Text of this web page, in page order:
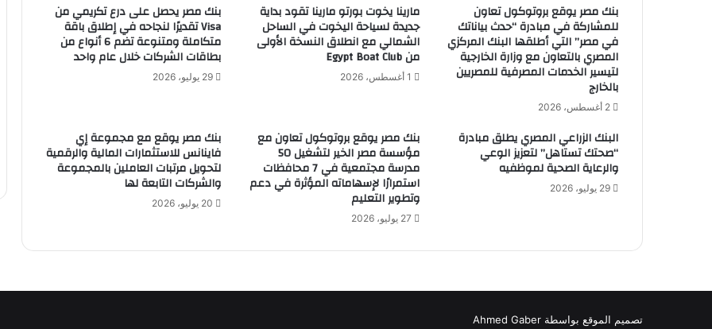
الدولار الأمريكي فى لبنان
منظمة العمل الدولية: ركود في جودة
ارتفاع أسعار الذهب اليوم الاثنين.. وعيار 21
يسجل 784 جنيها للجرام
و68.59 دولار للخام الأمريكى
بنك مصر يوقع بروتوكول تعاون
للمشاركة في مبادرة “حدث بياناتك
في مصر” التي أطلقها البنك المركزي
المصري بالتعاون مع وزارة الخارجية
لتيسير الخدمات المصرفية للمصريين
بالخارج
2 أغسطس، 2026
مارينا يخوت بورتو مارينا تقود بداية
جديدة لسياحة اليخوت في الساحل
الشمالي مع انطلاق النسخة الأولى
من Egypt Boat Club
1 أغسطس، 2026
بنك مصر يحصل على درع تكريمي من
Visa تقديرًا لنجاحه في إطلاق باقة
متكاملة ومتنوعة تضم 6 أنواع من
بطاقات الشركات خلال عام واحد
29 يوليو، 2026
البنك الزراعي المصري يطلق مبادرة
“صحتك تستاهل” لتعزيز الوعي
والرعاية الصحية لموظفيه
29 يوليو، 2026
بنك مصر يوقع بروتوكول تعاون مع
مؤسسة مصر الخير لتشغيل 50
مدرسة مجتمعية في 7 محافظات
استمرارًا لإسهاماته المؤثرة في دعم
وتطوير التعليم
27 يوليو، 2026
بنك مصر يوقع مع مجموعة إي
فاينانس للاستثمارات المالية والرقمية
لتحويل مرتبات العاملين بالمجموعة
والشركات التابعة لها
20 يوليو، 2026
تصميم الموقع بواسطة Ahmed Gaber